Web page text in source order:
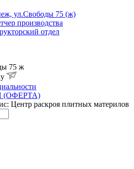
ул.Свободы 75 (ж)
производства
отдел
75 ж
(ОФЕРТА)
Центр раскроя плитных материлов